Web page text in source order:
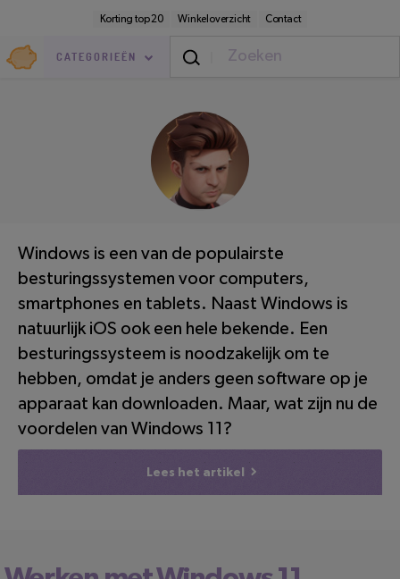
inhoud
Korting top 20 Winkeloverzicht Contact
Goedkoop.nl
CATEGORIEËN
Vrije Tijd / LEESTIJD: 4 MINUTEN
Windows is een van de populairste
besturingssystemen voor computers,
smartphones en tablets. Naast Windows is
natuurlijk iOS ook een hele bekende. Een
besturingssysteem is noodzakelijk om te
hebben, omdat je anders geen software op je
apparaat kan downloaden. Maar, wat zijn nu de
voordelen van Windows 11?
Lees het artikel